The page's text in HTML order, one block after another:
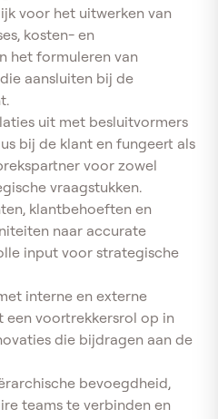
voor het uitwerken van
kosten- en
het formuleren van
aansluiten bij de
uit met besluitvormers
bij de klant en fungeert als
voor zowel
vraagstukken.
klantbehoeften en
naar accurate
input voor strategische
interne en externe
een voortrekkersrol op in
die bijdragen aan de
bevoegdheid,
teams te verbinden en